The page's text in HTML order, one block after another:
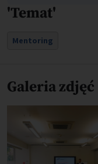
'Temat'
Mentoring
Galeria zdjęć